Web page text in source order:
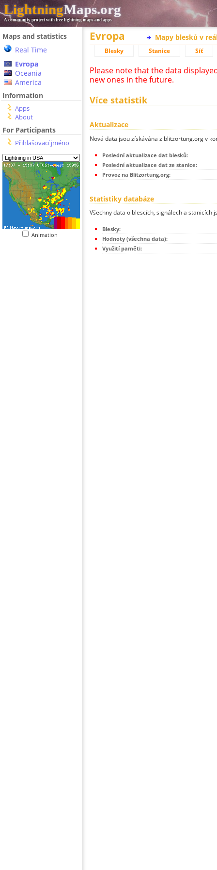
LightningMaps.org
A community project with free lightning maps and apps
Maps and statistics
Real Time
Evropa
Oceania
America
Information
Apps
About
For Participants
Přihlašovací jméno
Animation
Evropa Mapy blesků v
Blesky Stanice Síť
Please note that the data
new ones in the future.
Více statistik
Aktualizace
Nová data jsou získávána z blitzortung.org v
Poslední aktualizace dat blesků:
Poslední aktualizace dat ze stanice:
Provoz na Blitzortung.org:
Statistiky databáze
Všechny data o blescích, signálech a
Blesky:
Hodnoty (všechna data):
Využití paměti: